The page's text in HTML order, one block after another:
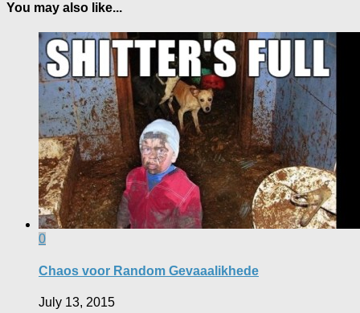
You may also like...
0
Chaos voor Random Gevaaalikhede
July 13, 2015